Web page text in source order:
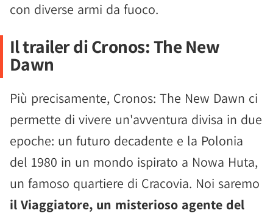
con diverse armi da fuoco.
Il trailer di Cronos: The New
Dawn
Più precisamente, Cronos: The New Dawn ci
permette di vivere un'avventura divisa in due
epoche: un futuro decadente e la Polonia
del 1980 in un mondo ispirato a Nowa Huta,
un famoso quartiere di Cracovia. Noi saremo
il Viaggiatore, un misterioso agente del